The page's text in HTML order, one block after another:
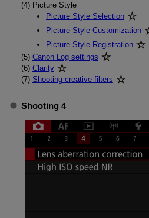
(4) Picture Style
Picture Style Selection
Picture Style Customization
Picture Style Registration
(5) Canon Log settings
(6) Clarity
(7) Shooting creative filters
Shooting 4